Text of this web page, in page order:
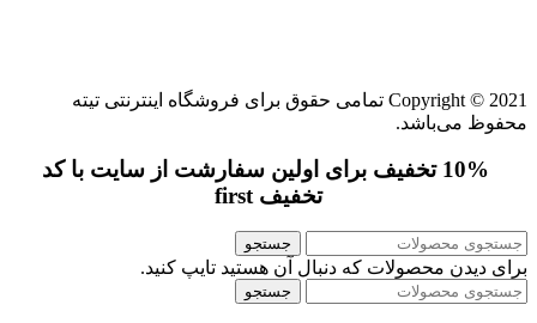
Copyright © 2021 تمامی حقوق برای فروشگاه اینترنتی تیته
محفوظ می‌باشد.
10% تخفیف برای اولین سفارشت از سایت با کد
تخفیف first
جستجو
برای دیدن محصولات که دنبال آن هستید تایپ کنید.
جستجو